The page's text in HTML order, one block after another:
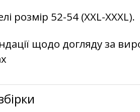
розмір 52-54 (XXL-XXXL).
щодо догляду за